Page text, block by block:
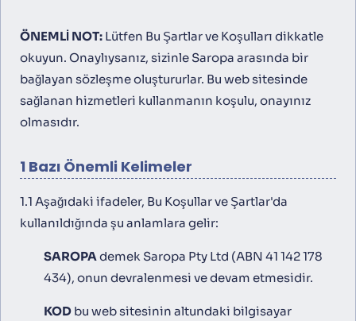
ÖNEMLİ NOT: Lütfen Bu Şartlar ve Koşulları dikkatle
okuyun. Onaylıysanız, sizinle Saropa arasında bir
bağlayan sözleşme oluştururlar. Bu web sitesinde
sağlanan hizmetleri kullanmanın koşulu, onayınız
olmasıdır.
1 Bazı Önemli Kelimeler
1.1 Aşağıdaki ifadeler, Bu Koşullar ve Şartlar'da
kullanıldığında şu anlamlara gelir:
SAROPA demek Saropa Pty Ltd (ABN 41 142 178
434), onun devralenmesi ve devam etmesidir.
KOD bu web sitesinin altundaki bilgisayar